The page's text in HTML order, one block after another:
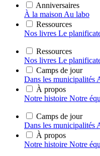
Anniversaires
À la maison Au labo
Ressources
Nos livres Le
Ressources
Nos livres Le
Camps de jour
Dans les municipalités
À propos
Notre histoire Notre
Camps de jour
Dans les municipalités
À propos
Notre histoire Notre